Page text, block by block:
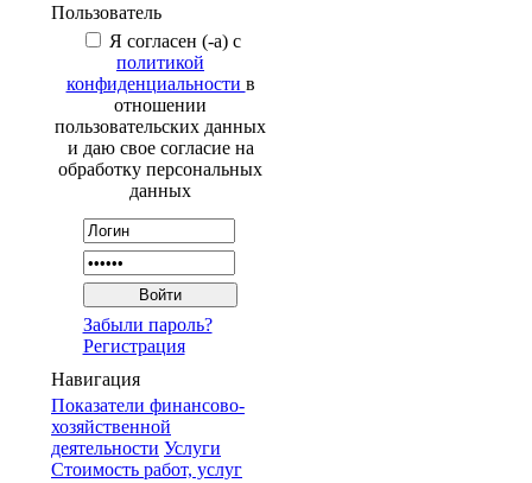
Пользователь
Я согласен (-а) с
политикой
конфиденциальности в
отношении
пользовательских данных
и даю свое согласие на
обработку персональных
данных
Забыли пароль?
Регистрация
Навигация
Показатели финансово-
хозяйственной
деятельности Услуги
Стоимость работ, услуг